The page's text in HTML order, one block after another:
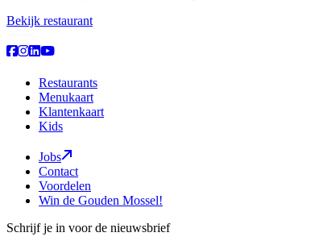
Bekijk restaurant
Restaurants
Menukaart
Klantenkaart
Kids
Jobs
Contact
Voordelen
Win de Gouden Mossel!
Schrijf je in voor de nieuwsbrief